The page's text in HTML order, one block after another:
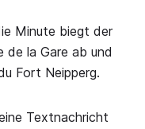
Minute biegt der
de la Gare ab und
Fort Neipperg.
Textnachricht